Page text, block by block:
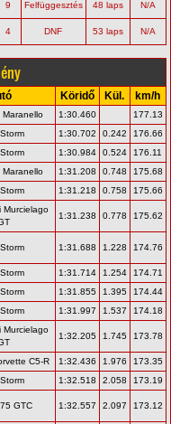
9 Felfüggesztés 48 laps N/A
4 DNF 53 laps N/A
Köridő Kül. km/h
Maranello 1:30.460
177.13
1:30.702 0.242
176.66
1:30.984 0.524
176.11
Maranello 1:31.208 0.748
175.68
1:31.218 0.758 175.66
Murcielago
1:31.238 0.778 175.62
1:31.688 1.228 174.76
1:31.714 1.254
174.71
1:31.855 1.395
174.44
1:31.997 1.537 174.18
Murcielago
1:32.205 1.745 173.78
C5-R 1:32.436 1.976
173.35
1:32.518 2.058 173.19
GTC 1:32.557 2.097 173.12